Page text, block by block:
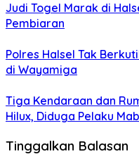
Judi Togel Marak di
Pembiaran
Polres Halsel Tak
di Wayamiga
Tiga Kendaraan dan
Hilux, Diduga Pelaku
Tinggalkan Balasan